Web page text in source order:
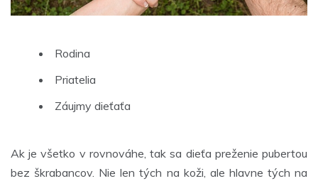
Rodina
Priatelia
Záujmy dieťaťa
Ak je všetko v rovnováhe, tak sa dieťa preženie pubertou
bez škrabancov. Nie len tých na koži, ale hlavne tých na